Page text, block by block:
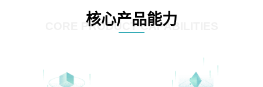
核心产品能力
CORE PRODUCT CAPABILITIES